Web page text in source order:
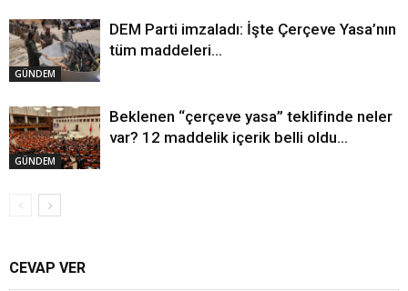
GÜNDEM
DEM Parti imzaladı: İşte Çerçeve Yasa’nın
tüm maddeleri…
GÜNDEM
Beklenen “çerçeve yasa” teklifinde neler
var? 12 maddelik içerik belli oldu…
CEVAP VER